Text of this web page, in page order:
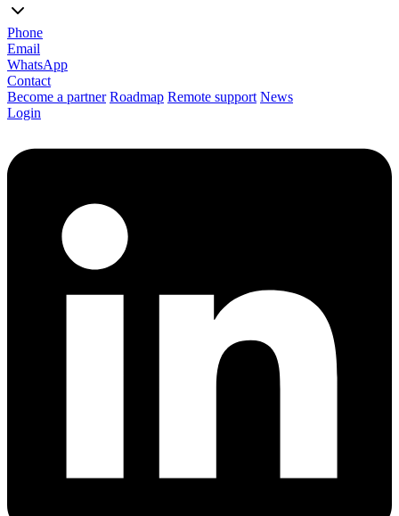
Phone
Email
WhatsApp
Contact
Become a partner Roadmap Remote support News
Login